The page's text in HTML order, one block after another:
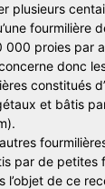
plusieurs
fourmilière
000 proies par
donc
constitués
et bâtis
par de petites
l’objet de ce